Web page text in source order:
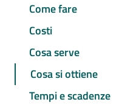
Come fare
Costi
Cosa serve
Cosa si ottiene
Tempi e scadenze